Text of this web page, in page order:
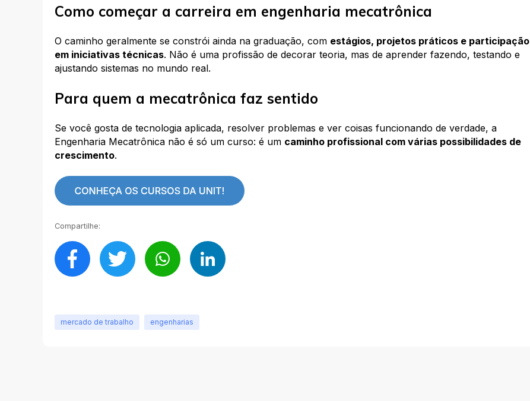
Como começar a carreira em engenharia mecatrônica
O caminho geralmente se constrói ainda na graduação, com estágios, projetos práticos e participação
em iniciativas técnicas. Não é uma profissão de decorar teoria, mas de aprender fazendo, testando e
ajustando sistemas no mundo real.
Para quem a mecatrônica faz sentido
Se você gosta de tecnologia aplicada, resolver problemas e ver coisas funcionando de verdade, a
Engenharia Mecatrônica não é só um curso: é um caminho profissional com várias possibilidades de
crescimento.
Compartilhe:
mercado de trabalho engenharias